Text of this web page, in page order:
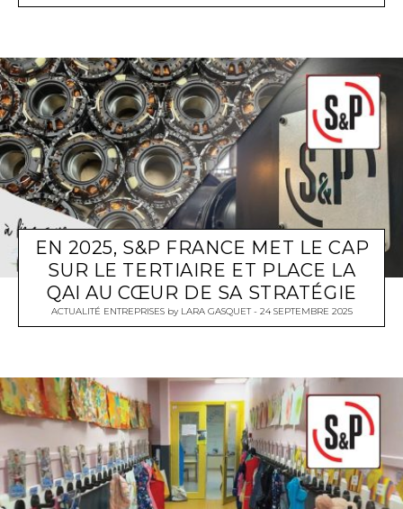
EN 2025, S&P FRANCE MET LE CAP
SUR LE TERTIAIRE ET PLACE LA
QAI AU CŒUR DE SA STRATÉGIE
ACTUALITÉ ENTREPRISES by LARA GASQUET 24 SEPTEMBRE 2025